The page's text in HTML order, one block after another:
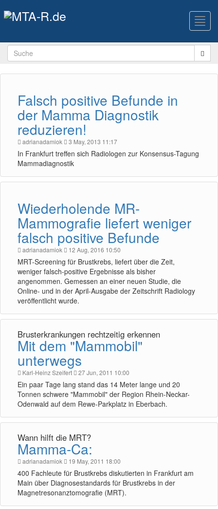
Falsch positive Befunde in
der Mamma Diagnostik
reduzieren!
adrianadamiok 3 May, 2013 11:17
In Frankfurt treffen sich Radiologen zur Konsensus-Tagung
Mammadiagnostik
Wiederholende MR-
Mammografie liefert weniger
falsch positive Befunde
adrianadamiok 12 Aug, 2016 10:50
MRT-Screening für Brustkrebs, liefert über die Zeit,
weniger falsch-positive Ergebnisse als bisher
angenommen. Gemessen an einer neuen Studie, die
Online- und in der April-Ausgabe der Zeitschrift Radiology
veröffentlicht wurde.
Brusterkrankungen rechtzeitig erkennen
Mit dem "Mammobil"
unterwegs
Karl-Heinz Szeifert 27 Jun, 2011 10:00
Ein paar Tage lang stand das 14 Meter lange und 20
Tonnen schwere "Mammobil" der Region Rhein-Neckar-
Odenwald auf dem Rewe-Parkplatz in Eberbach.
Wann hilft die MRT?
Mamma-Ca:
adrianadamiok 19 May, 2011 18:00
400 Fachleute für Brustkrebs diskutierten in Frankfurt am
Main über Diagnosestandards für Brustkrebs in der
Magnetresonanztomografie (MRT).